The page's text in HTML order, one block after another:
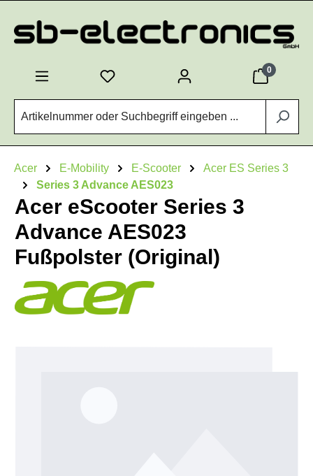
0
Acer E-Mobility E-Scooter
Acer ES Series 3
Series 3 Advance AES023
Acer eScooter Series 3
Advance AES023
Fußpolster (Original)